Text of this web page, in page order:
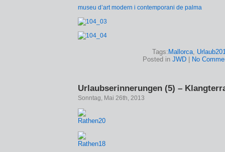
museu d’art modern i contemporani de palma
Tags: Mallorca,
Posted in JWD No
Urlaubserinnerungen (5) –
Sonntag, Mai 26th, 2013